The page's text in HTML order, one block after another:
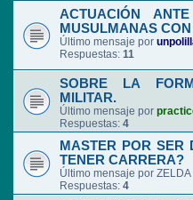
ACTUACIÓN
MUSULMANAS
Último mensaje por
Respuestas: 11
SOBRE LA
MILITAR.
Último mensaje por
Respuestas: 4
MASTER POR SER
TENER CARRERA?
Último mensaje por ZELDA
Respuestas: 4